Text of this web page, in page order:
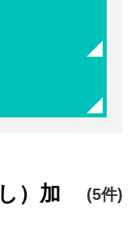
）加
(5件)